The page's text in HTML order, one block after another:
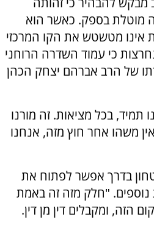
מוטלת בספק. כאשר הוא
אינו מטשטש את הקו המרכזי
כי עמוד השדרה הרוחני
של הרב אברהם יצחק הכהן
תמיד, בכל מציאות. זה מורנו
משהו אחר חוץ מזה, אנחנו
בדרך אפשר לפתוח את
"חלק מזה זה באמת
הזה, ומקבלים דין מן דין.